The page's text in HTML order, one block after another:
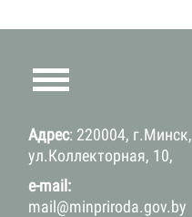
Адрес: 220004, г.Минск,
ул.Коллекторная, 10,
e-mail:
mail@minpriroda.gov.by